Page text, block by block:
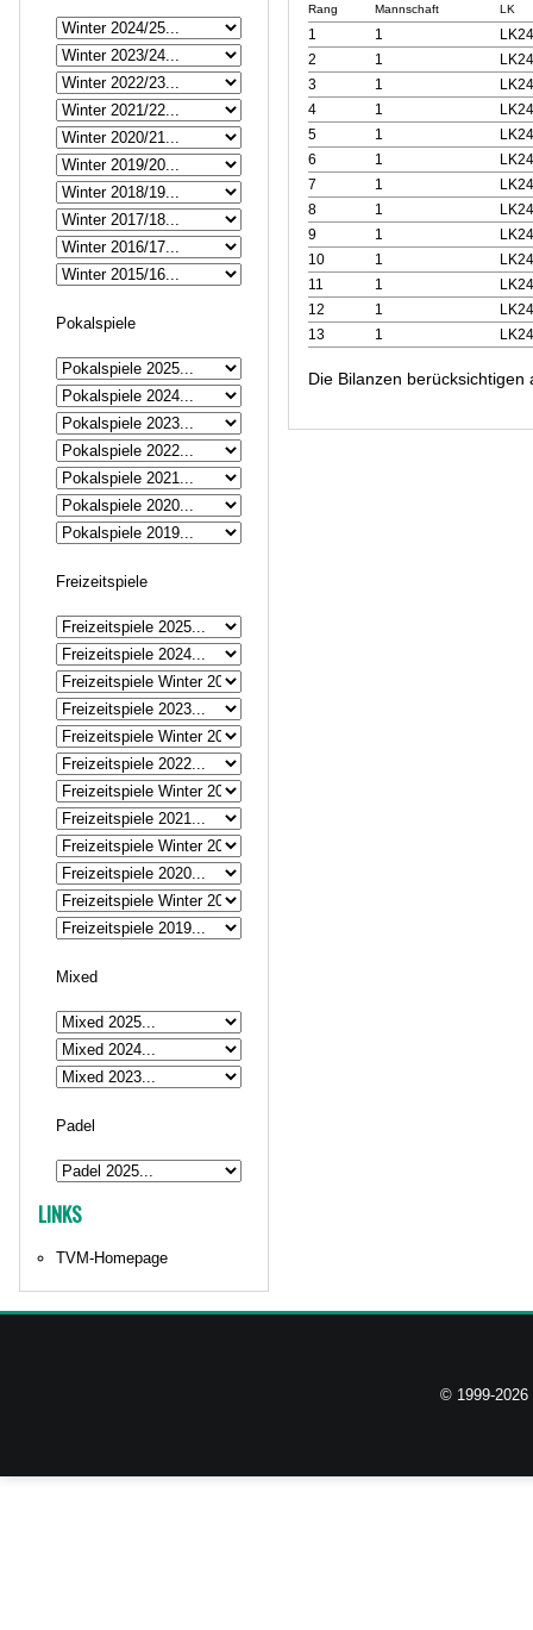
Pokalspiele
Freizeitspiele
Mixed
Padel
LINKS
TVM-Homepage
Rang Mannschaft LK
1 1
2
1
3
1
4
1
5
1
6
1
7
1
8
1
9
1
10
1
11
1
12
1
13
1
Die Bilanzen
© 1999-2026